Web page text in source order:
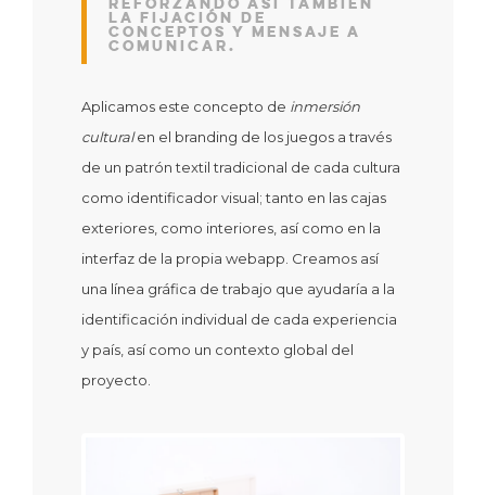
la fijación de
conceptos y mensaje a
comunicar.
Aplicamos este concepto de inmersión
culturalen el branding de los juegos a través
de un patrón textil tradicional de cada cultura
como identificador visual; tanto en las cajas
exteriores, como interiores, así como en la
interfaz de la propia webapp. Creamos así
una línea gráfica de trabajo que ayudaría a la
identificación individual de cada experiencia
y país, así como un contexto global del
proyecto.